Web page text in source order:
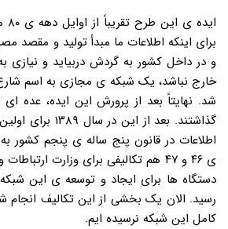
برای اینکه اطلاعات ما مبدأ تولید و مقصد
و در داخل کشور به گردش دربیاید و نیازی
خارج نباشد، یک شبکه ی مجازی به اسم
شد. نهایتاً بعد از پرورش این ایده، عده
گذاشتند. بعد از
اطلاعات در قانون پنج ساله ی پنجم کشور
ی ۴۶ و ۴۷ هم تکالیفی برای وزارت
دستگاه ها برای ایجاد و توسعه ی این
رسید. الان یک بخشی از این تکالیف انجام
کامل این شبکه نرسیده ایم.